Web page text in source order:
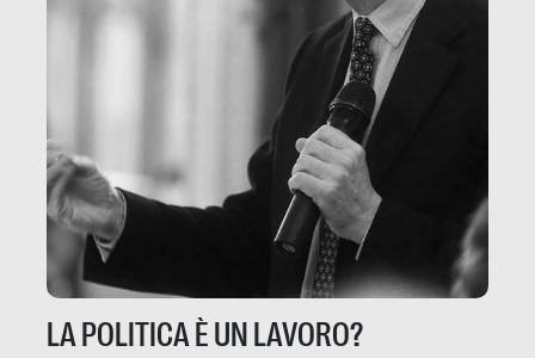
LA POLITICA È UN LAVORO?